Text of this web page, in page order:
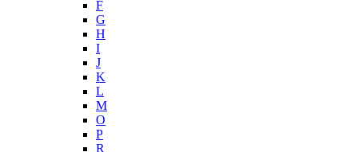
F
G
H
I
J
K
L
M
O
P
R